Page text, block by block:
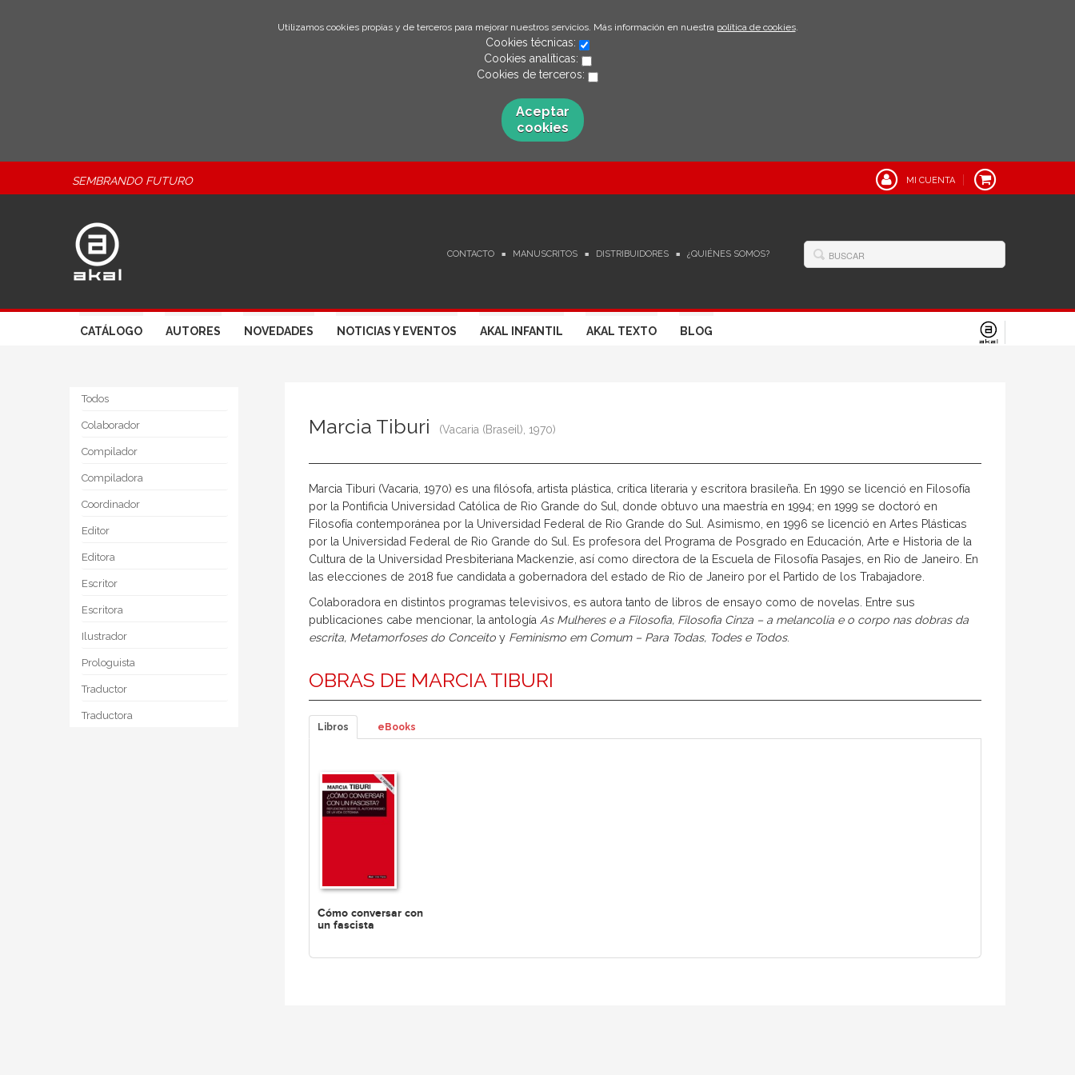
Utilizamos cookies propias y de terceros para mejorar nuestros servicios. Más información en nuestra política de cookies.
Cookies técnicas:
Cookies analíticas:
Cookies de terceros:
Aceptar
cookies
SEMBRANDO FUTURO MI CUENTA
CONTACTO MANUSCRITOS DISTRIBUIDORES ¿QUIÉNES SOMOS?
CATÁLOGO AUTORES NOVEDADES NOTICIAS Y EVENTOS AKAL INFANTIL AKAL TEXTO BLOG
Todos
Colaborador
Compilador
Compiladora
Coordinador
Editor
Editora
Escritor
Escritora
Ilustrador
Prologuista
Traductor
Traductora
Marcia Tiburi (Vacaria (Braseil), 1970)
Marcia Tiburi (Vacaria, 1970) es una filósofa, artista plástica, crítica literaria y escritora brasileña. En 1990 se licenció en Filosofía
por la Pontificia Universidad Católica de Rio Grande do Sul, donde obtuvo una maestría en 1994; en 1999 se doctoró en
Filosofía contemporánea por la Universidad Federal de Rio Grande do Sul. Asimismo, en 1996 se licenció en Artes Plásticas
por la Universidad Federal de Rio Grande do Sul. Es profesora del Programa de Posgrado en Educación, Arte e Historia de la
Cultura de la Universidad Presbiteriana Mackenzie, así como directora de la Escuela de Filosofía Pasajes, en Rio de Janeiro. En
las elecciones de 2018 fue candidata a gobernadora del estado de Rio de Janeiro por el Partido de los Trabajadore.
Colaboradora en distintos programas televisivos, es autora tanto de libros de ensayo como de novelas. Entre sus
publicaciones cabe mencionar, la antología As Mulheres e a Filosofia, Filosofia Cinza – a melancolia e o corpo nas dobras da
escrita, Metamorfoses do Conceito y Feminismo em Comum – Para Todas, Todes e Todos.
OBRAS DE MARCIA TIBURI
Libros eBooks
Cómo conversar con
un fascista